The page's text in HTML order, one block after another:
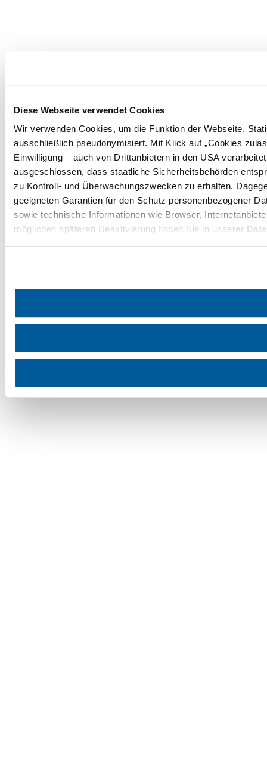
Diese Webseite verwendet Cookies
Wir verwenden Cookies, um die Funktion der Webseite,
ausschließlich pseudonymisiert. Mit Klick auf „Cookies
Einwilligung – auch von Drittanbietern in den USA
ausgeschlossen, dass staatliche Sicherheitsbehörden
zu Kontroll- und Überwachungszwecken zu erhalten.
geeigneten Garantien für den Schutz personenbezogener
sowie technische Informationen wie Browser,
möglichen späteren Deaktivierung finden Sie in unserer